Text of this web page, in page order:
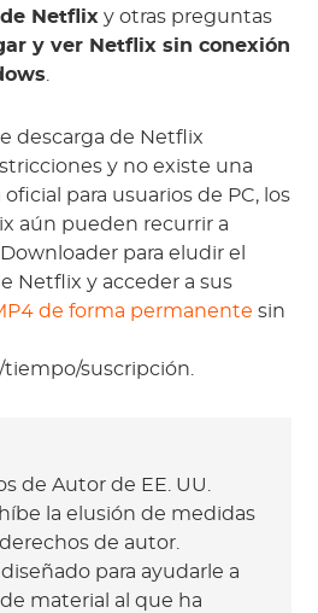
Netflix y otras preguntas
y ver Netflix sin conexión
descarga de Netflix
y no existe una
para usuarios de PC, los
aún pueden recurrir a
para eludir el
Netflix y acceder a sus
de forma permanente sin
suscripción.
de Autor de EE. UU.
la elusión de medidas
de autor.
para ayudarle a
material al que ha